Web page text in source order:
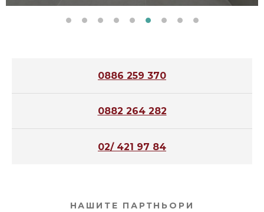
0886 259 370
0882 264 282
02/ 421 97 84
НАШИТЕ ПАРТНЬОРИ